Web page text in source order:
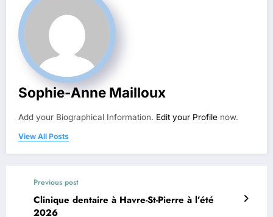
Sophie-Anne Mailloux
Add your Biographical Information. Edit your Profile now.
View All Posts
Previous post
Clinique dentaire à Havre-St-Pierre à l’été
2026